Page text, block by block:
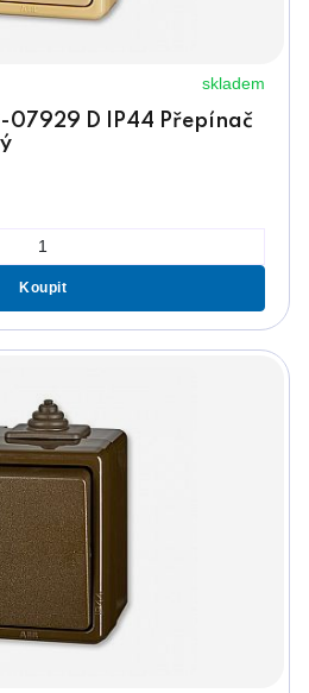
skladem
07929 D IP44 Přepínač
Koupit